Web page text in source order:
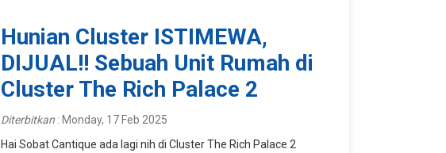
Hunian Cluster ISTIMEWA,
DIJUAL!! Sebuah Unit Rumah di
Cluster The Rich Palace 2
Diterbitkan :Monday, 17 Feb 2025
Hai Sobat Cantique ada lagi nih di Cluster The Rich Palace 2